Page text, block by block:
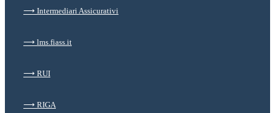
⟶ Intermediari Assicurativi
⟶ lms.fiass.it
⟶ RUI
⟶ RIGA